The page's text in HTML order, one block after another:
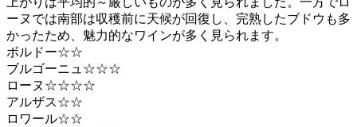
ーヌでは南部は収穫前に天候が回復し、完熟したブドウも多
かったため、魅力的なワインが多く見られます。
ボルドー☆☆
ブルゴーニュ☆☆☆
ローヌ☆☆☆☆
アルザス☆☆
ロワール☆☆